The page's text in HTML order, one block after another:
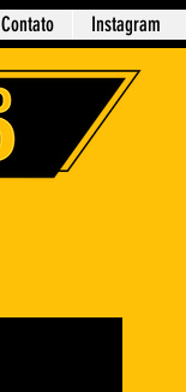
Contato Instagram